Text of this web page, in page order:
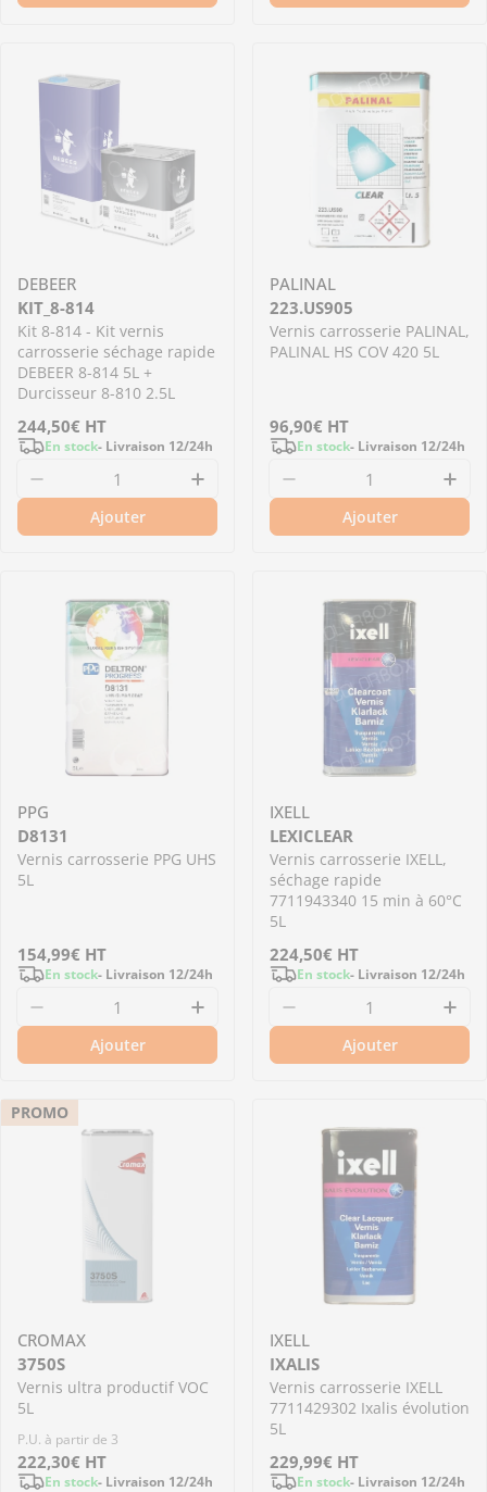
DEBEER
KIT_8-814
Kit 8-814 - Kit vernis
carrosserie séchage rapide
DEBEER 8-814 5L +
Durcisseur 8-810 2.5L
Prix
régulier
244,50€ HT
En stock- Livraison 12/24h
Diminuer la quantité pour Kit 8-814 - Kit vernis
Augmenter la quantité pour
Ajouter
PALINAL
223.US905
Vernis carrosserie PALINAL,
PALINAL HS COV 420 5L
Prix
régulier
96,90€ HT
En stock- Livraison 12/24h
Diminuer la quantité
Ajouter
PPG
D8131
Vernis carrosserie PPG UHS
5L
Prix
régulier
154,99€ HT
En stock- Livraison 12/24h
Diminuer la quantité pour D8131 - Vernis
Augmenter la quantité pour
Ajouter
IXELL
LEXICLEAR
Vernis carrosserie IXELL,
séchage rapide
7711943340 15 min à 60°C
5L
Prix
régulier
224,50€ HT
En stock- Livraison 12/24h
Diminuer la quantité
Ajouter
PROMO
CROMAX
3750S
Vernis ultra productif VOC
5L
P.U. à partir de 3
Prix
222,30€ HT
En stock- Livraison 12/24h
IXELL
IXALIS
Vernis carrosserie IXELL
7711429302 Ixalis évolution
5L
Prix
229,99€ HT
En stock- Livraison 12/24h